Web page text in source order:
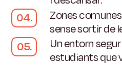
Zones
sense sortir de
Un entorn
estudiants que